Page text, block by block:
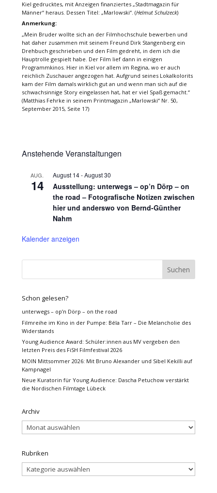
Kiel gedrucktes, mit Anzeigen finanziertes „Stadtmagazin für
Männer“ heraus. Dessen Titel: „Marlowski“. (Helmut Schulzeck)
Anmerkung:
„Mein Bruder wollte sich an der Filmhochschule bewerben und
hat daher zusammen mit seinem Freund Dirk Stangenberg ein
Drehbuch geschrieben und den Film gedreht, in dem ich die
Hauptrolle gespielt habe. Der Film lief dann in einigen
Programmkinos. Hier in Kiel vor allem im Regina, wo er auch
reichlich Zuschauer angezogen hat. Aufgrund seines Lokalkolorits
kam der Film damals wirklich gut an und wenn man sich auf die
schwachsinnige Story eingelassen hat, hat er viel Spaß gemacht.“
(Matthias Fehrke in seinem Printmagazin „Marlowski“ Nr. 50,
September 2015, Seite 17)
Anstehende Veranstaltungen
AUG.
14
August 14-August 30
Ausstellung: unterwegs – op’n Dörp – on
the road – Fotografische Notizen zwischen
hier und anderswo von Bernd-Günther
Nahm
Kalender anzeigen
Schon gelesen?
unterwegs – op’n Dörp – on the road
Filmreihe im Kino in der Pumpe: Béla Tarr – Die Melancholie des
Widerstands
Young Audience Award: Schüler:innen aus MV vergeben den
letzten Preis des FiSH Filmfestival 2026
MOIN Mittsommer 2026: Mit Bruno Alexander und Sibel Kekilli auf
Kampnagel
Neue Kuratorin für Young Audience: Dascha Petuchow verstärkt
die Nordischen Filmtage Lübeck
Archiv
Archiv
Rubriken
Rubriken